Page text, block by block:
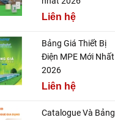
Liên hệ
Bảng Giá Thiết Bị
Điện MPE Mới Nhất
2026
Liên hệ
Catalogue Và Bảng